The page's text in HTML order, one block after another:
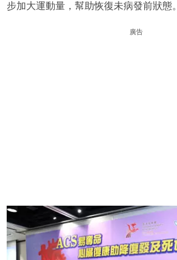
步加大運動量，幫助恢復未病發前狀態。
廣告